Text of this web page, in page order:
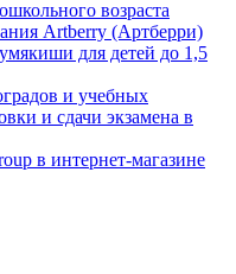
возраста
Artberry (Артберри)
для детей до 1,5
и учебных
и сдачи экзамена в
в интернет-магазине